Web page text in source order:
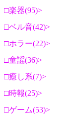
楽器(95)
ベル音(42)
ホラー(22)
童謡(36)
癒し系(7)
時報(25)
ゲーム(53)